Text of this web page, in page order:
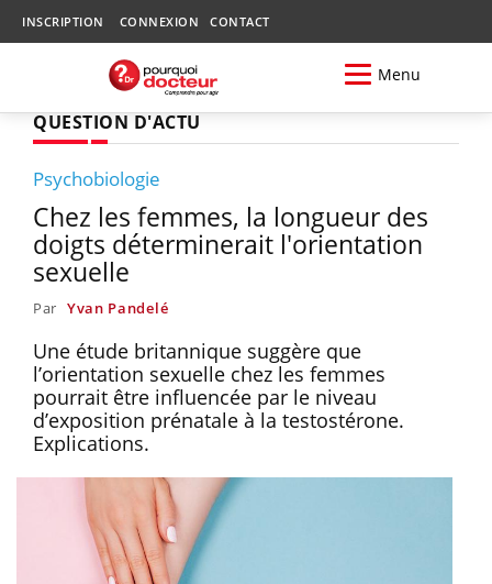
INSCRIPTION CONNEXION CONTACT
Menu
QUESTION D'ACTU
Psychobiologie
Chez les femmes, la longueur des
doigts déterminerait l'orientation
sexuelle
Par Yvan Pandelé
Une étude britannique suggère que
l’orientation sexuelle chez les femmes
pourrait être influencée par le niveau
d’exposition prénatale à la testostérone.
Explications.